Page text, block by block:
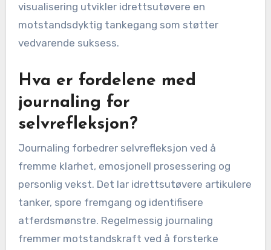
visualisering utvikler idrettsutøvere en
motstandsdyktig tankegang som støtter
vedvarende suksess.
Hva er fordelene med
journaling for
selvrefleksjon?
Journaling forbedrer selvrefleksjon ved å
fremme klarhet, emosjonell prosessering og
personlig vekst. Det lar idrettsutøvere artikulere
tanker, spore fremgang og identifisere
atferdsmønstre. Regelmessig journaling
fremmer motstandskraft ved å forsterke